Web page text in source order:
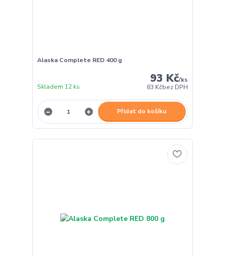
Alaska Complete RED 400 g
93 Kč/ks
83 Kčbez DPH
Skladem 12 ks
Přidat do košíku